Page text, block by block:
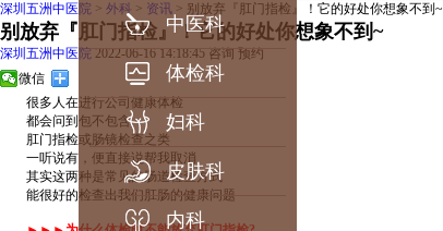
中医科
体检科
妇科
皮肤科
内科
深圳五洲中医院 > 外科 > 资讯 > 别放弃『肛门指检』！它的好处你想象不到~
别放弃『肛门指检』！它的好处你想象不到~
深圳五洲中医院 2022-06-16 14:18:45 咨询 预约
微信
很多人在进行公司健康体检
都会问到包不包含
肛门指检或肠镜检查之类
一听说有，便直接说帮我取消
其实这两种是常见的肠道检查方式
能很好的检查出我们肛肠的健康问题